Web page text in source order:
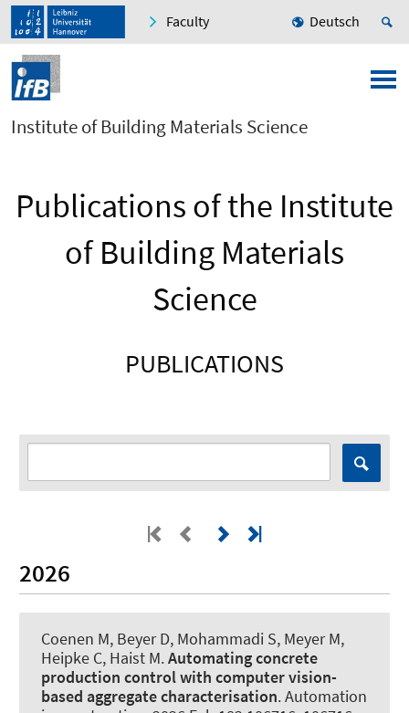
Faculty Deutsch
Institute of Building Materials Science
Publications of the Institute
of Building Materials
Science
PUBLICATIONS
2026
Coenen M, Beyer D, Mohammadi S, Meyer M,
Heipke C, Haist M.Automating concrete
production control with computer vision-
based aggregate characterisation.Automation